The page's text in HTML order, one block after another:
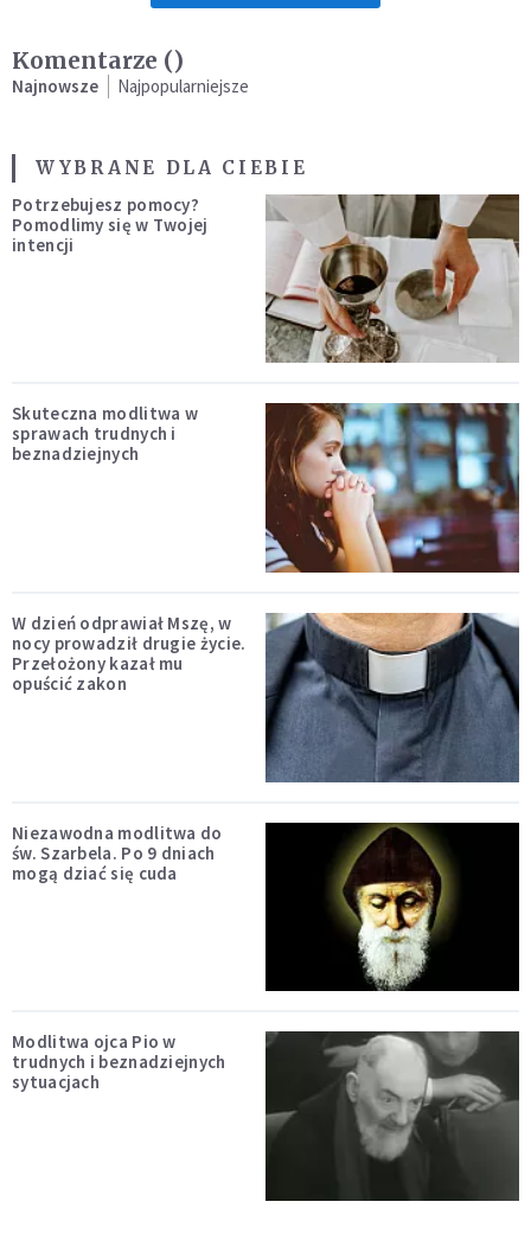
Komentarze ()
Najnowsze Najpopularniejsze
WYBRANE DLA CIEBIE
Potrzebujesz pomocy?
Pomodlimy się w Twojej
intencji
Skuteczna modlitwa w
sprawach trudnych i
beznadziejnych
W dzień odprawiał Mszę, w
nocy prowadził drugie życie.
Przełożony kazał mu
opuścić zakon
Niezawodna modlitwa do
św. Szarbela. Po 9 dniach
mogą dziać się cuda
Modlitwa ojca Pio w
trudnych i beznadziejnych
sytuacjach